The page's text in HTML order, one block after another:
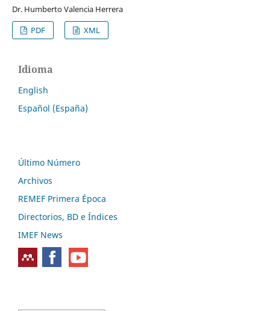
Dr. Humberto Valencia Herrera
PDF
XML
Idioma
English
Español (España)
Último Número
Archivos
REMEF Primera Época
Directorios, BD e Índices
IMEF News